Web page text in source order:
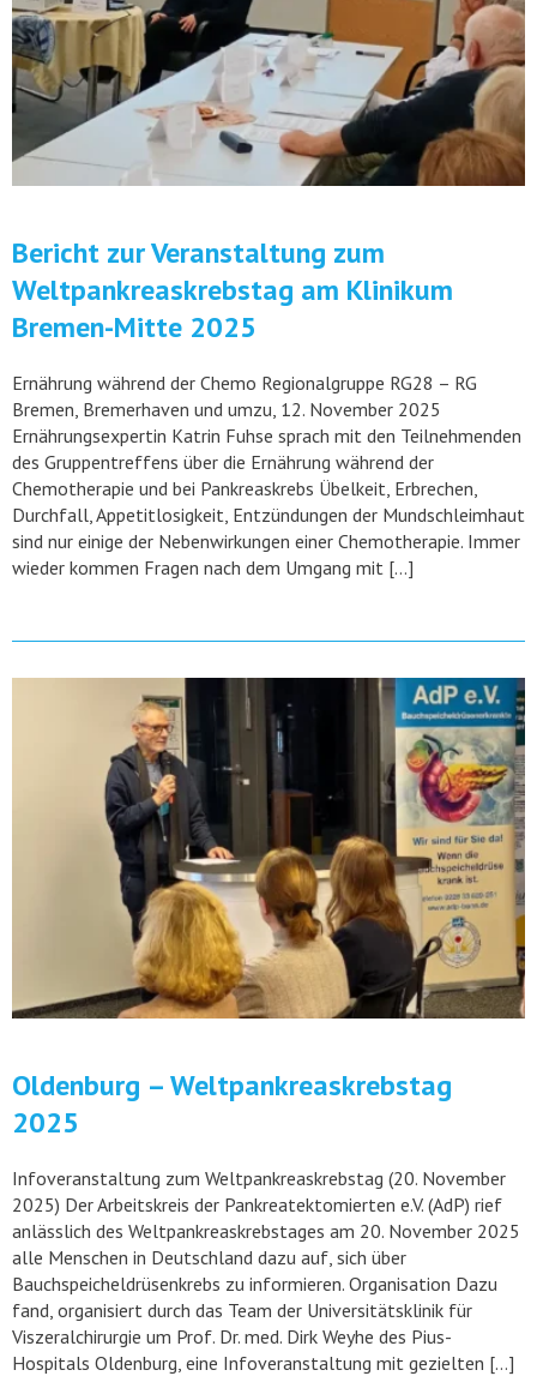
Bericht zur Veranstaltung zum
Weltpankreaskrebstag am Klinikum
Bremen-Mitte 2025
Ernährung während der Chemo Regionalgruppe RG28 – RG
Bremen, Bremerhaven und umzu, 12. November 2025
Ernährungsexpertin Katrin Fuhse sprach mit den Teilnehmenden
des Gruppentreffens über die Ernährung während der
Chemotherapie und bei Pankreaskrebs Übelkeit, Erbrechen,
Durchfall, Appetitlosigkeit, Entzündungen der Mundschleimhaut
sind nur einige der Nebenwirkungen einer Chemotherapie. Immer
wieder kommen Fragen nach dem Umgang mit […]
Oldenburg – Weltpankreaskrebstag
2025
Infoveranstaltung zum Weltpankreaskrebstag (20. November
2025) Der Arbeitskreis der Pankreatektomierten e.V. (AdP) rief
anlässlich des Weltpankreaskrebstages am 20. November 2025
alle Menschen in Deutschland dazu auf, sich über
Bauchspeicheldrüsenkrebs zu informieren. Organisation Dazu
fand, organisiert durch das Team der Universitätsklinik für
Viszeralchirurgie um Prof. Dr. med. Dirk Weyhe des Pius-
Hospitals Oldenburg, eine Infoveranstaltung mit gezielten […]